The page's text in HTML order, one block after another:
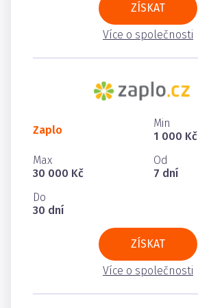
ZÍSKAT
Více o společnosti
Zaplo
Min
1 000 Kč
Max
30 000 Kč
Od
7 dní
Do
30 dní
ZÍSKAT
Více o společnosti